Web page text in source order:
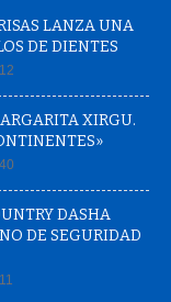
LANZA UNA
DE DIENTES
XIRGU.
DASHA
DE SEGURIDAD